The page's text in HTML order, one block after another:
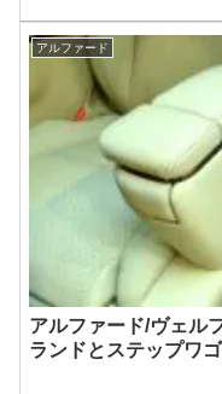
アルファード
アルファード/ヴェル
ランドとステップワ